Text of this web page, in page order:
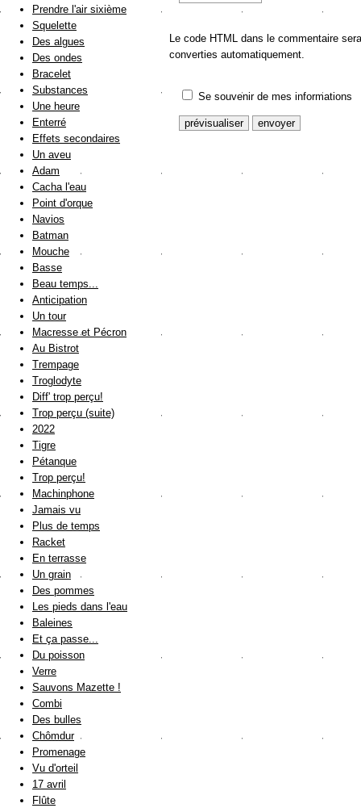
Le code HTML dans le commentaire
converties automatiquement.
Se souvenir de mes informations
Prendre l'air sixième
Squelette
Des algues
Des ondes
Bracelet
Substances
Une heure
Enterré
Effets secondaires
Un aveu
Adam
Cacha l'eau
Point d'orque
Navios
Batman
Mouche
Basse
Beau temps...
Anticipation
Un tour
Macresse et Pécron
Au Bistrot
Trempage
Troglodyte
Diff' trop perçu!
Trop perçu (suite)
2022
Tigre
Pétanque
Trop perçu!
Machinphone
Jamais vu
Plus de temps
Racket
En terrasse
Un grain
Des pommes
Les pieds dans l'eau
Baleines
Et ça passe...
Du poisson
Verre
Sauvons Mazette !
Combi
Des bulles
Chômdur
Promenage
Vu d'orteil
17 avril
Flûte